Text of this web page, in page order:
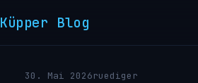
Küpper Blog
30. Mai 2026ruediger